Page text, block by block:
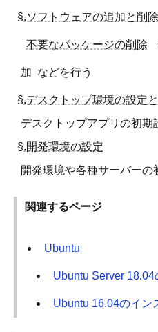
§.ソフトウェアの追加と削除
不要なパッケージの削除
加 などを行う
§.デスクトップ環境の設定
デスクトップアプリの初期
§.開発環境の設定
開発環境や各種サーバーの
関連するページ
Ubuntu
Ubuntu Server
Ubuntu 16.04のイン